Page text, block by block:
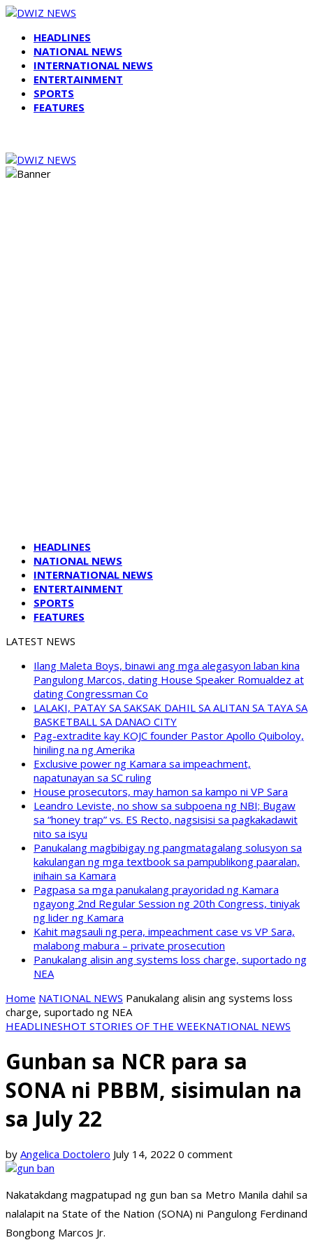
HEADLINES
NATIONAL NEWS
INTERNATIONAL NEWS
ENTERTAINMENT
SPORTS
FEATURES
HEADLINES
NATIONAL NEWS
INTERNATIONAL NEWS
ENTERTAINMENT
SPORTS
FEATURES
LATEST NEWS
Ilang Maleta Boys, binawi ang mga alegasyon laban kina
Pangulong Marcos, dating House Speaker Romualdez at
dating Congressman Co
LALAKI, PATAY SA SAKSAK DAHIL SA ALITAN SA TAYA SA
BASKETBALL SA DANAO CITY
Pag-extradite kay KOJC founder Pastor Apollo Quiboloy,
hiniling na ng Amerika
Exclusive power ng Kamara sa impeachment,
napatunayan sa SC ruling
House prosecutors, may hamon sa kampo ni VP Sara
Leandro Leviste, no show sa subpoena ng NBI; Bugaw
sa “honey trap” vs. ES Recto, nagsisisi sa pagkakadawit
nito sa isyu
Panukalang magbibigay ng pangmatagalang solusyon sa
kakulangan ng mga textbook sa pampublikong paaralan,
inihain sa Kamara
Pagpasa sa mga panukalang prayoridad ng Kamara
ngayong 2nd Regular Session ng 20th Congress, tiniyak
ng lider ng Kamara
Kahit magsauli ng pera, impeachment case vs VP Sara,
malabong mabura – private prosecution
Panukalang alisin ang systems loss charge, suportado ng
NEA
Home NATIONAL NEWS Panukalang alisin ang systems loss
charge, suportado ng NEA
HEADLINESHOT STORIES OF THE WEEKNATIONAL NEWS
Gunban sa NCR para sa
SONA ni PBBM, sisimulan na
sa July 22
by Angelica Doctolero July 14, 2022 0 comment
Nakatakdang magpatupad ng gun ban sa Metro Manila dahil sa
nalalapit na State of the Nation (SONA) ni Pangulong Ferdinand
Bongbong Marcos Jr.